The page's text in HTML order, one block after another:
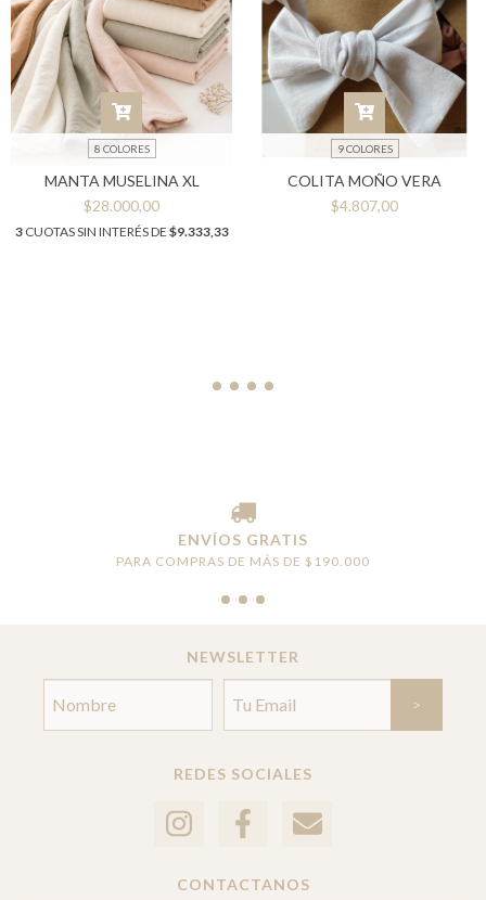
8 COLORES
MANTA MUSELINA XL
$28.000,00
3CUOTAS SIN INTERÉS DE $9.333,33
9 COLORES
COLITA MOÑO VERA
$4.807,00
ENVÍOS GRATIS
PARA COMPRAS DE MÁS DE $190.000
NEWSLETTER
REDES SOCIALES
CONTACTANOS